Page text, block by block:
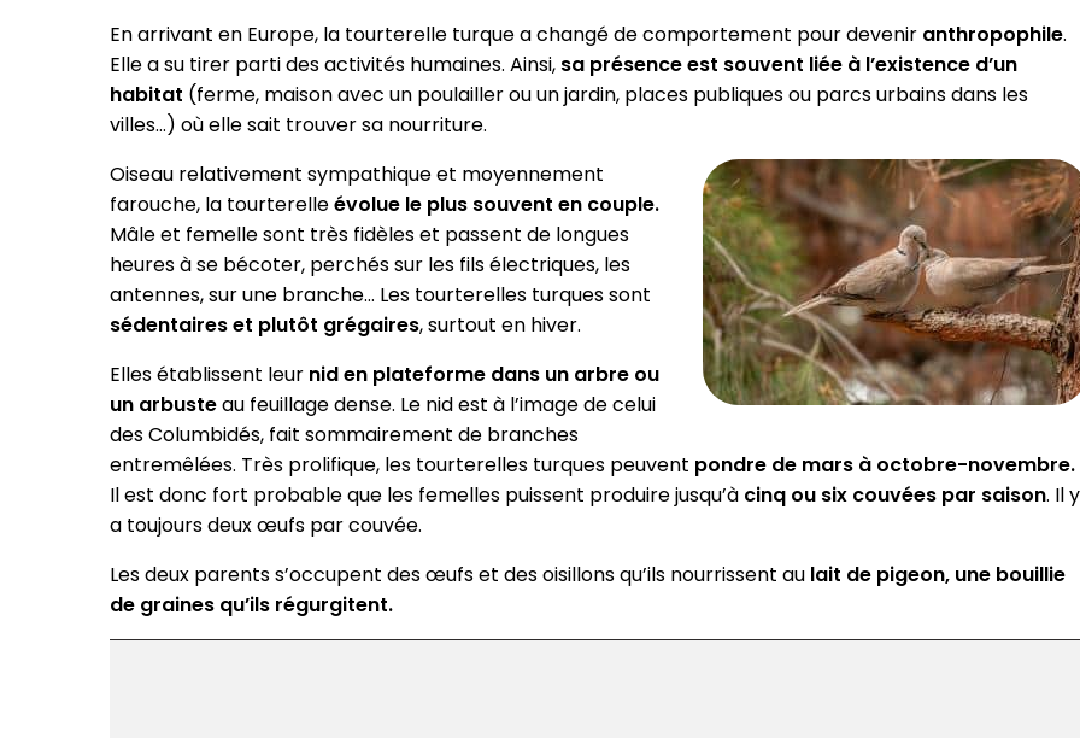
En arrivant en Europe, la tourterelle turque a changé de comportement pour devenir anthropophile.
Elle a su tirer parti des activités humaines. Ainsi, sa présence est souvent liée à l’existence d’un
habitat (ferme, maison avec un poulailler ou un jardin, places publiques ou parcs urbains dans les
villes…) où elle sait trouver sa nourriture.
Oiseau relativement sympathique et moyennement
farouche, la tourterelleévolue le plus souvent en couple.
Mâle et femelle sont très fidèles et passent de longues
heures à se bécoter, perchés sur les fils électriques, les
antennes, sur une branche… Les tourterelles turques sont
sédentaires et plutôt grégaires, surtout en hiver.
Elles établissent leur nid en plateforme dans un arbre ou
un arbusteau feuillage dense. Le nid est à l’image de celui
des Columbidés, fait sommairement de branches
entremêlées. Très prolifique, les tourterelles turques peuvent pondre de mars à octobre-novembre.
Il est donc fort probable que les femelles puissent produire jusqu’à cinq ou six couvées par saison. Il y
a toujours deux œufs par couvée.
Les deux parents s’occupent des œufs et des oisillons qu’ils nourrissent au lait de pigeon, une bouillie
de graines qu’ils régurgitent.